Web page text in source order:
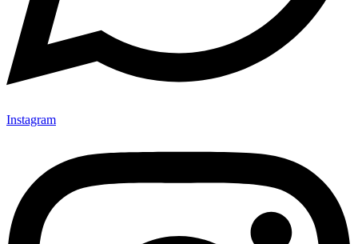
Instagram